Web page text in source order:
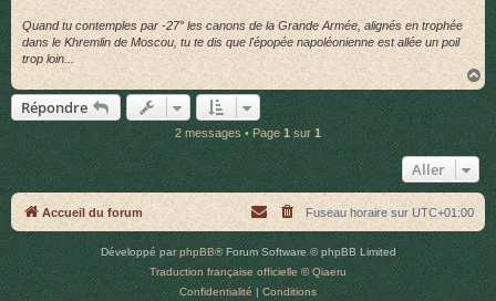
Quand tu contemples par -27° les canons de la Grande Armée, alignés en trophée
dans le Khremlin de Moscou, tu te dis que l'épopée napoléonienne est allée un poil
trop loin...
H
a
Répondre
2 messages • Page 1 sur 1
Aller
Accueil du forum Fuseau horaire sur UTC+01:00
Développé parphpBB® Forum Software © phpBB Limited
Traduction française officielle ©Qiaeru
Confidentialité | Conditions